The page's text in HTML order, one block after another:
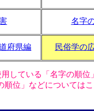
名字
府県編 民俗学の
している「名字の順位
順位」などについては